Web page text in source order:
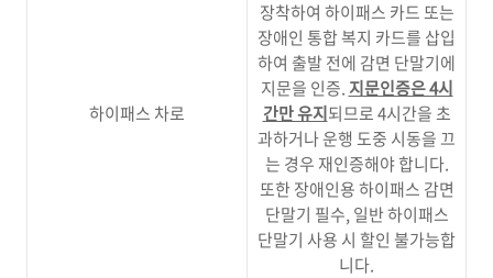
하이패스 차로
장착하여 하이패스 카드 또는
장애인 통합 복지 카드를 삽입
하여 출발 전에 감면 단말기에
지문을 인증. 지문인증은 4시
간만 유지되므로 4시간을 초
과하거나 운행 도중 시동을 끄
는 경우 재인증해야 합니다.
또한 장애인용 하이패스 감면
단말기 필수, 일반 하이패스
단말기 사용 시 할인 불가능합
니다.